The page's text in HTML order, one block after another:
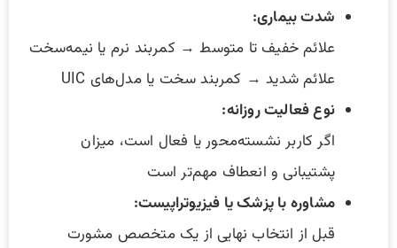
شدت بیماری:
علائم خفیف تا متوسط → کمربند نرم یا نیمه‌سخت
علائم شدید → کمربند سخت یا مدل‌های UIC
نوع فعالیت روزانه:
اگر کاربر نشسته‌محور یا فعال است، میزان
پشتیبانی و انعطاف مهم‌تر است
مشاوره با پزشک یا فیزیوتراپیست:
قبل از انتخاب نهایی از یک متخصص مشورت